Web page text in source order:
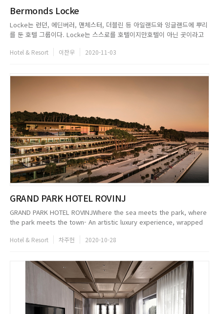
Bermonds Locke
Locke는 런던, 에딘버러, 맨체스터, 더블린 등 아일랜드와 잉글랜드에 뿌리
를 둔 호텔 그룹이다. Locke는 스스로를 호텔이지만호텔이 아닌 곳이라고
다양한 스타일을 갖췄으며이들이 제공하는 공간에서 마치 집에 머무는 듯 편
Hotel & Resort 이찬우 2020-11-03
GRAND PARK HOTEL ROVINJ
GRAND PARK HOTEL ROVINJWhere the sea meets the park, where
the park meets the town- An artistic luxury experience, wrapped
연환경, 환상적인 지중해 기후와...
Hotel & Resort 차주헌 2020-10-28